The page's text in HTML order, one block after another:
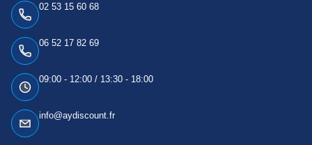
02 53 15 60 68
06 52 17 82 69
09:00 - 12:00 / 13:30 - 18:00
info@aydiscount.fr